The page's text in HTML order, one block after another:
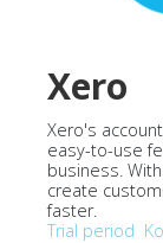
Xero
Xero's
easy-to-use
business.
create
faster.
Trial period